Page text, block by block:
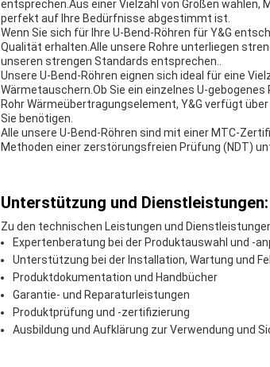
entsprechen.Aus einer Vielzahl von Größen
perfekt auf Ihre Bedürfnisse abgestimmt ist.
Wenn Sie sich für Ihre U-Bend-Röhren für Y&G
Qualität erhalten.Alle unsere Rohre unterliegen
unseren strengen Standards entsprechen..
Unsere U-Bend-Röhren eignen sich ideal für eine
Wärmetauschern.Ob Sie ein einzelnes U-
Rohr Wärmeübertragungselement, Y&G verfügt
Sie benötigen.
Alle unsere U-Bend-Röhren sind mit einer MTC-
Methoden einer zerstörungsfreien Prüfung (NDT)
Unterstützung und Dienstleistungen:
Zu den technischen Leistungen und
Expertenberatung bei der Produktauswahl und -
Unterstützung bei der Installation, Wartung und
Produktdokumentation und Handbücher
Garantie- und Reparaturleistungen
Produktprüfung und -zertifizierung
Ausbildung und Aufklärung zur Verwendung und